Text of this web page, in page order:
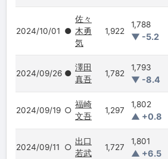
2024/10/01 ●
佐々
木勇
気
1,922
1,788
▼ -5.2
2024/09/26 ●
澤田
真吾
1,782
1,793
▼ -8.4
2024/09/19 ○
福崎
文吾
1,297
1,802
▲ +0.8
2024/09/11 ○
出口
若武
1,727
1,801
▲ +6.5